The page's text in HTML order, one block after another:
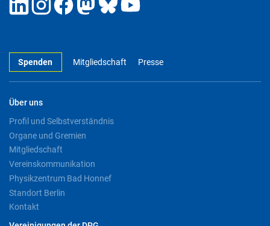
Spenden Mitgliedschaft Presse
Über uns
Profil und Selbstverständnis
Organe und Gremien
Mitgliedschaft
Vereinskommunikation
Physikzentrum Bad Honnef
Standort Berlin
Kontakt